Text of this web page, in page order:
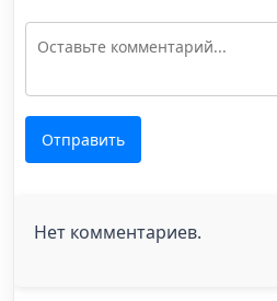
Отправить
Нет комментариев.